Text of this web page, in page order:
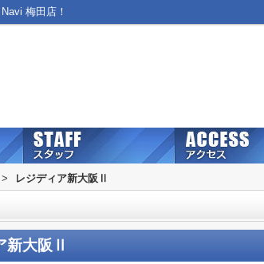
梅田店！
> レジディア新大阪Ⅱ
新大阪Ⅱ